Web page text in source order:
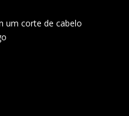
um corte de cabelo